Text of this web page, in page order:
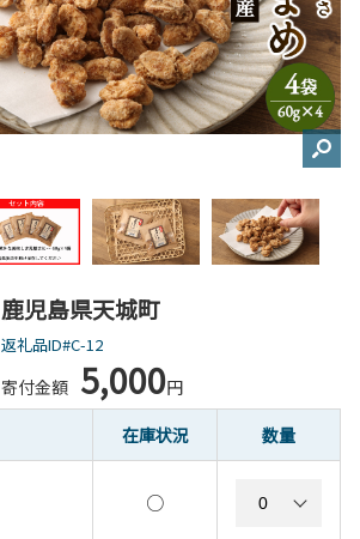
鹿児島県天城町
返礼品ID#C-12
寄付金額 5,000円
在庫状況 数量
○